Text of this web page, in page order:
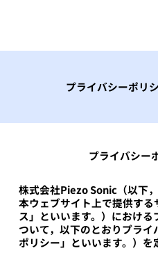
プライバシーポリ
プライバシー
株式会社Piezo Sonic（以下
本ウェブサイト上で提供す
ス」といいます。）におけ
ついて，以下のとおりプラ
ポリシー」といいます。）を